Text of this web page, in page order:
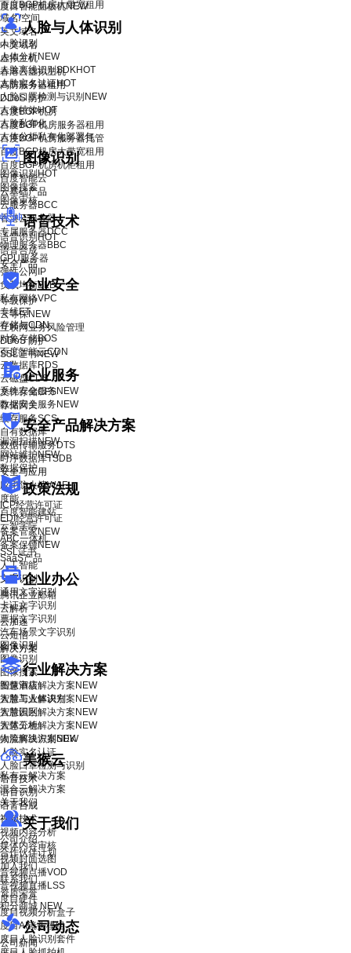
度目智能面板机NEW
人脸与人体识别
人脸识别
人体分析NEW
人脸离线识别SDKHOT
人脸实名认证HOT
人脸口罩检测与识别 NEW
人像特效HOT
人脸私有化
人体分析私有化部署包
图像识别
图像识别HOT
图像搜索
图像审核
语音技术
语音识别 HOT
语音合成
安全产品
企业安全
等级保护
云等保NEW
互联网业务风险管理
DDoS 防护
SSL证书NEW
企业服务
系统安全服务NEW
数据安全服务 NEW
安全产品解决方案
漏洞扫描NEW
网站维护NEW
数据保护
政策法规
ICP经营许可证
EDI经营许可证
备案管家NEW
备案保镖NEW
SaaS产品
企业办公
腾讯企业邮箱
云解析
云加速
云短信
解决方案
行业解决方案
智慧酒店解决方案 NEW
智慧工业解决方案 NEW
智慧园区解决方案 NEW
智慧工地解决方案 NEW
物流解决方案NEW
美猴云
私有云解决方案
混合云解决方案
关于我们
关于我们
公司介绍
合作伙伴计划
加入我们
联系我们
资质荣誉
积分商城 NEW
公司动态
公司新闻
百度BGP机房大带宽租用
域名/空间
英文域名
中文域名
虚拟主机
香港云虚拟主机
高防服务器租用
DDoS 防护
百度BGP机房
百度BGP机房服务器租用
百度BGP机房服务器托管
百度BGP机房大带宽租用
百度BGP机房机柜租用
百度智能云
云基础产品
云服务器BCC
香港云服务器
专属服务器DCC
物理服务器BBC
GPU服务器
弹性公网IP
负载均衡BLB
私有网络VPC
专线ET
存储与CDN
对象存储BOS
百度智能云CDN
云数据库RDS
云磁盘CDS
文件存储CFS
存储网关
缓存服务SCS
自有数据库
数据传输服务DTS
时序数据库TSDB
安全与应用
应用防火墙WAF
度能
百度智能建站
云智学院
ABC一体机
SSL证书
人工智能
文字识别
通用文字识别
卡证文字识别
票据文字识别
汽车场景文字识别
图像识别
图像识别
图像搜索
图像审核
人脸与人体识别
人脸识别
人体分析
人脸离线识别SDK
人脸实名认证
人脸口罩检测与识别
语音技术
语音识别
语音合成
视频技术
视频内容分析
媒体内容审核
视频封面选图
音视频点播VOD
音视频直播LSS
度目硬件
度目视频分析盒子
度目AI镜头模组
度目人脸识别套件